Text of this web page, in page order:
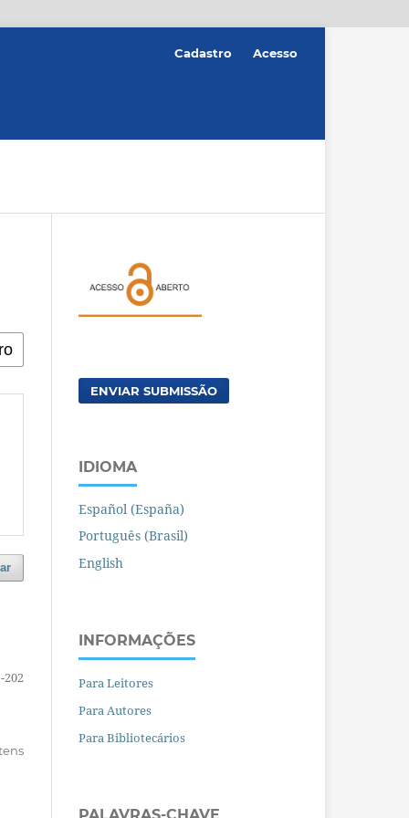
Cadastro Acesso
202
ENVIAR SUBMISSÃO
IDIOMA
Español (España)
Português (Brasil)
English
INFORMAÇÕES
Para Leitores
Para Autores
Para Bibliotecários